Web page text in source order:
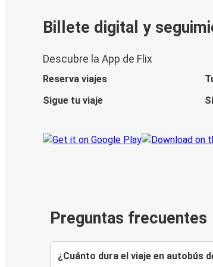
Billete digital y
Descubre la App de Flix
Reserva viajes
Sigue tu viaje
Preguntas frecuentes
¿Cuánto dura el viaje en autobús